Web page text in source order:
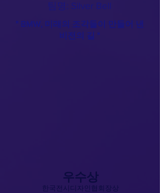
​팀명: Silver Bell
" BMW, 미래의 조각들이 만들어 낸
비전의 길 "
우수상​
​한 국전시디자인협 회장상